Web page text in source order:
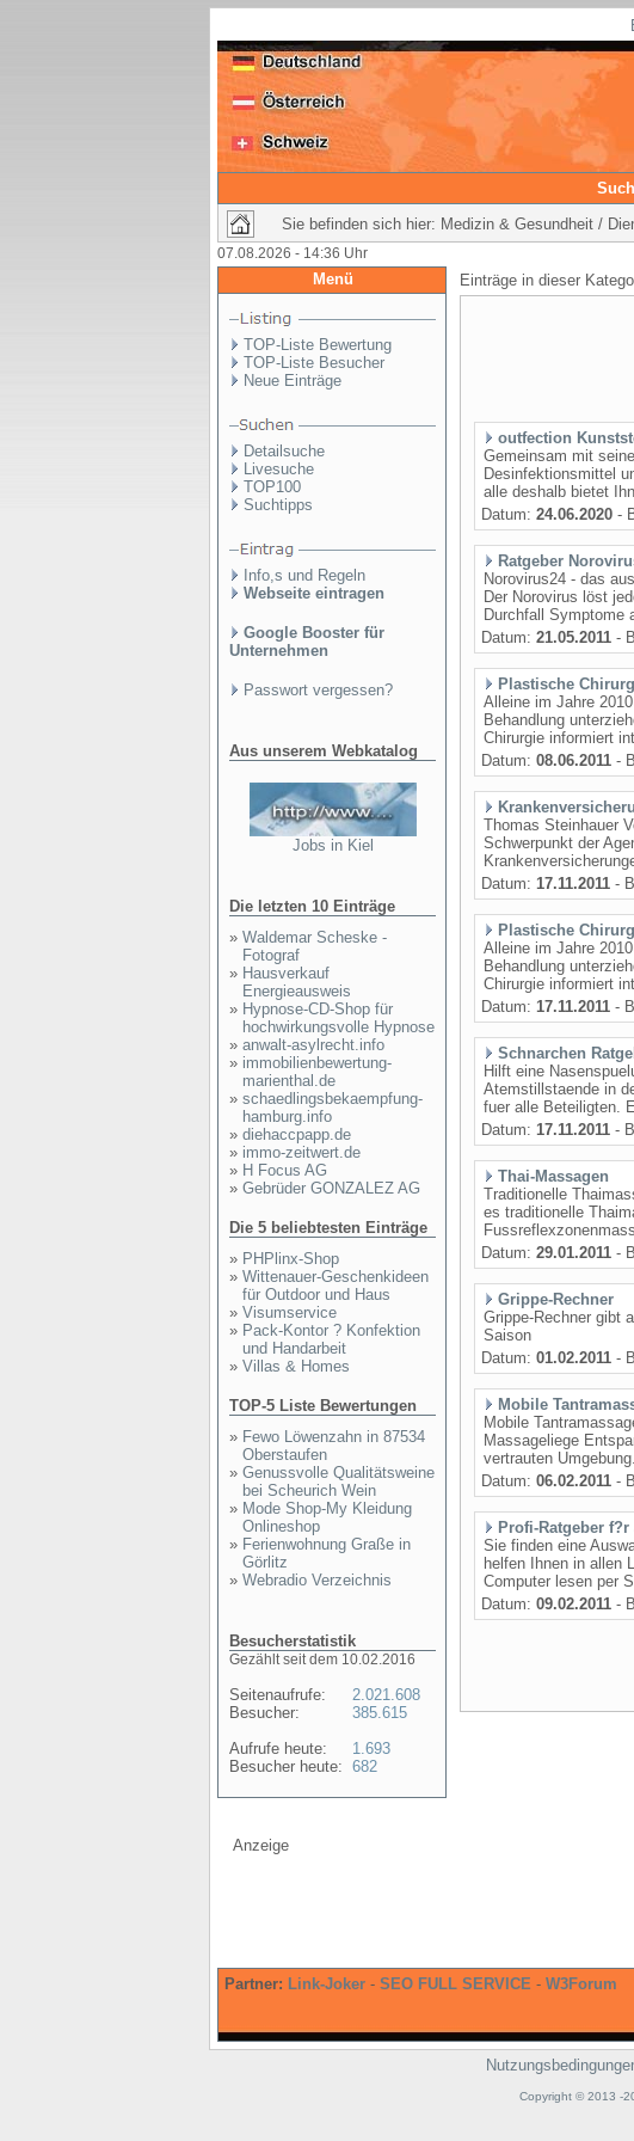
Sie befinden sich hier: Medizin & Gesundheit /
07.08.2026 - 14:36 Uhr
Menü
TOP-Liste Bewertung
TOP-Liste Besucher
Neue Einträge
Detailsuche
Livesuche
TOP100
Suchtipps
Info,s und Regeln
Webseite eintragen
Google Booster für
Unternehmen
Passwort vergessen?
Aus unserem Webkatalog
Jobs in Kiel
Die letzten 10 Einträge
» Waldemar Scheske -
Fotograf
» Hausverkauf
Energieausweis
» Hypnose-CD-Shop für
hochwirkungsvolle Hypnose
» anwalt-asylrecht.info
» immobilienbewertung-
marienthal.de
» schaedlingsbekaempfung-
hamburg.info
» diehaccpapp.de
» immo-zeitwert.de
» H Focus AG
» Gebrüder GONZALEZ AG
Die 5 beliebtesten Einträge
» PHPlinx-Shop
» Wittenauer-Geschenkideen
für Outdoor und Haus
» Visumservice
» Pack-Kontor ? Konfektion
und Handarbeit
» Villas & Homes
TOP-5 Liste Bewertungen
» Fewo Löwenzahn in 87534
Oberstaufen
» Genussvolle Qualitätsweine
bei Scheurich Wein
» Mode Shop-My Kleidung
Onlineshop
» Ferienwohnung Graße in
Görlitz
» Webradio Verzeichnis
Besucherstatistik
Gezählt seit dem 10.02.2016
Seitenaufrufe:
Besucher:
Aufrufe heute:
Besucher heute:
2.021.608
385.615
1.693
682
Einträge in dieser
outfection
Gemeinsam mit
Desinfektionsmittel
alle deshalb bietet
Datum: 24.06.2020 -
Ratgeber
Norovirus24 - das
Der Norovirus löst
Durchfall Symptome
Datum: 21.05.2011 -
Plastische
Alleine im Jahre
Behandlung
Chirurgie informiert
Datum: 08.06.2011 -
Thomas Steinhauer
Schwerpunkt der
Datum: 17.11.2011 -
Plastische
Alleine im Jahre
Behandlung
Chirurgie informiert
Datum: 17.11.2011 -
Schnarchen
Hilft eine
Atemstillstaende in
fuer alle Beteiligten.
Datum: 17.11.2011 -
Thai-Massagen
Traditionelle
es traditionelle
Datum: 29.01.2011 -
Grippe-Rechner
Grippe-Rechner gibt
Saison
Datum: 01.02.2011 -
Mobile
Mobile
Massageliege
vertrauten
Datum: 06.02.2011 -
Profi-Ratgeber
Sie finden eine
helfen Ihnen in allen
Computer lesen per
Datum: 09.02.2011 -
Anzeige
Partner: Link-Joker - SEO FULL SERVICE - W3Forum
Copyright © 2013 -